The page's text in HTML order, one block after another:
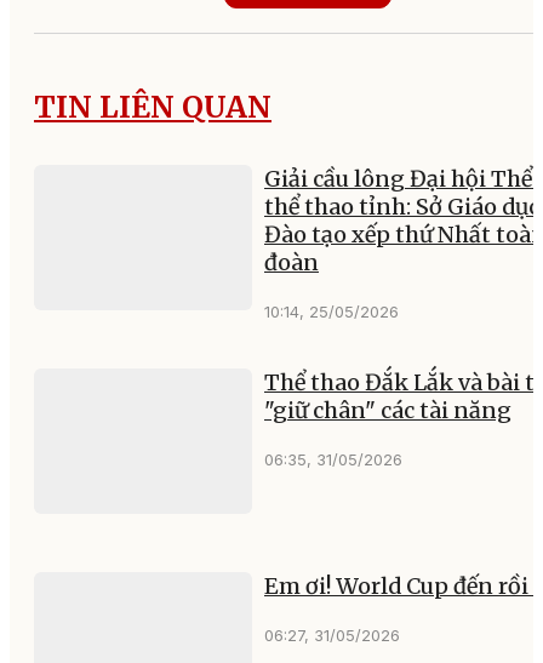
TIN LIÊN QUAN
Giải cầu lông Đại hội Thể
thể thao tỉnh: Sở Giáo dục
Đào tạo xếp thứ Nhất
đoàn
10:14, 25/05/2026
Thể thao Đắk Lắk và bài
"giữ chân" các tài năng
06:35, 31/05/2026
Em ơi! World Cup đến rồi
06:27, 31/05/2026